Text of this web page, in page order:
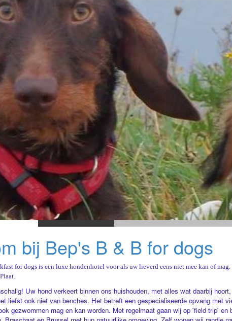
bij Bep's B & B for dogs
for dogs is een luxe hondenhotel voor als uw lieverd eens niet mee kan of
Uw hond verkeert binnen ons huishouden, met alles wat daarbij
liefst ook niet van benches. Het betreft een gespecialiseerde opvang met
gezwommen mag en kan worden. Met regelmaat gaan wij op 'field trip'